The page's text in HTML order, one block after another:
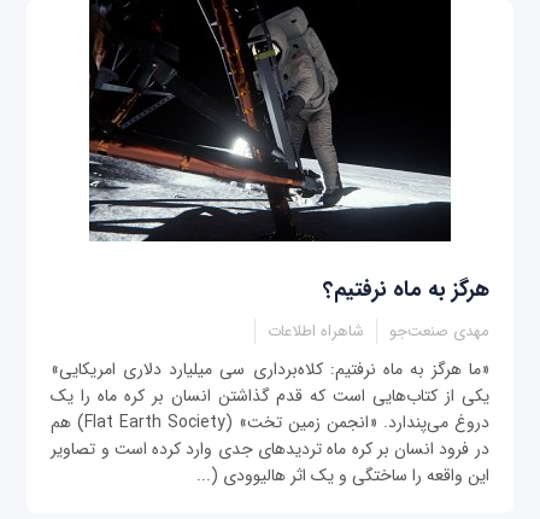
هرگز به ماه نرفتیم؟
مهدی صنعت‌جو شاهراه اطلاعات
«ما هرگز به ماه نرفتیم: کلاه‌برداری سی میلیارد دلاری امریکایی»
یکی از کتاب‌هایی است که قدم گذاشتن انسان بر کره ماه را یک
دروغ می‌پندارد. «انجمن زمین تخت» (Flat Earth Society) هم
در فرود انسان بر کره ماه تردیدهای جدی وارد کرده است و تصاویر
این واقعه را ساختگی و یک اثر هالیوودی (...